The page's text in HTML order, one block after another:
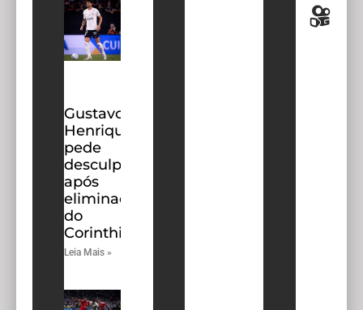
Gustavo
Henrique
pede
desculpas
após
eliminação
do
Corinthians
Leia Mais »